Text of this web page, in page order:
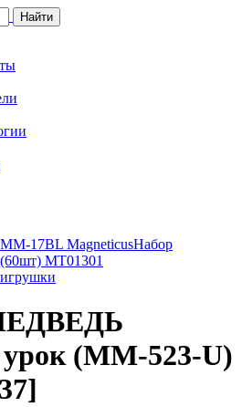
Найти
17BL MagneticusНабор
MT01301
(MM-523-U)